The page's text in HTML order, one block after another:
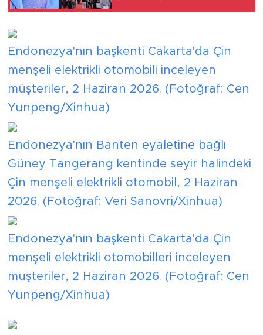
Endonezya'nın başkenti Cakarta'da Çin
menşeli elektrikli otomobili inceleyen
müşteriler, 2 Haziran 2026. (Fotoğraf: Cen
Yunpeng/Xinhua)
Endonezya'nın Banten eyaletine bağlı
Güney Tangerang kentinde seyir halindeki
Çin menşeli elektrikli otomobil, 2 Haziran
2026. (Fotoğraf: Veri Sanovri/Xinhua)
Endonezya'nın başkenti Cakarta'da Çin
menşeli elektrikli otomobilleri inceleyen
müşteriler, 2 Haziran 2026. (Fotoğraf: Cen
Yunpeng/Xinhua)